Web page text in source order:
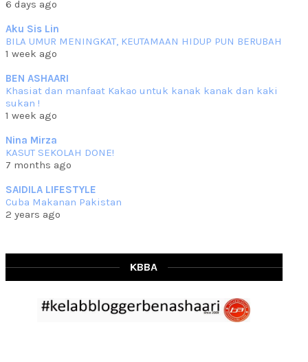
che mat ucapkan
Jun 30 2023
RESIPI KURMA AYAM MERAH
Assalammualaikum, salam semua. Hari ni 4 Zulhijjah 1444 Hijrah,
Jun 23 2023
RESIPI SAMBAL PARU
Assalammualaikum, salam sejahtera semua. Lama betul che mat tak
Jun 20 2023
RESIPI PISANG MUDA MASAK LEMAK
lemak ni che mat... read more
Mar 07 2023
RESIPI BAMIA KAMBING
Assalammualaikum, salam Ahad semua. Dah beberapa hari cuaca
asyik hujan saja di... read more
6 days ago
Aku Sis Lin
BILA UMUR MENINGKAT, KEUTAMAAN HIDUP PUN BERUBAH
1 week ago
BEN ASHAARI
Khasiat dan manfaat Kakao untuk kanak kanak dan kaki
sukan !
1 week ago
Nina Mirza
KASUT SEKOLAH DONE!
7 months ago
SAIDILA LIFESTYLE
Cuba Makanan Pakistan
2 years ago
KBBA